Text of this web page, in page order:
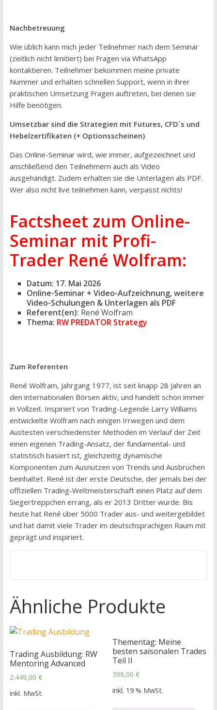
Nachbetreuung
Wie üblich kann mich jeder Teilnehmer nach dem Seminar
(zeitlich nicht limitiert) bei Fragen via WhatsApp
kontaktieren. Teilnehmer bekommen meine private
Nummer und erhalten schnellen Support, wenn in ihrer
praktischen Umsetzung Fragen auftreten, bei denen sie
Hilfe benötigen.
Umsetzbar sind die Strategien mit Futures, CFD´s und
Hebelzertifikaten (+ Optionsscheinen)
Das Online-Seminar wird, wie immer, aufgezeichnet und
anschließend den Teilnehmern auch als Video
ausgehändigt. Zudem erhalten sie die Unterlagen als PDF.
Wer also nicht live teilnehmen kann, verpasst nichts!
Factsheet zum Online-
Seminar mit Profi-
Trader René Wolfram:
Datum: 17. Mai 2026
Online-Seminar + Video-Aufzeichnung, weitere
Video-Schulungen & Unterlagen als PDF
Referent(en): René Wolfram
Thema: RW PREDATOR Strategy
Zum Referenten
René Wolfram, Jahrgang 1977, ist seit knapp 28 Jahren an
den internationalen Börsen aktiv, und handelt schon immer
in Vollzeit. Inspiriert von Trading-Legende Larry Williams
entwickelte Wolfram nach einigen Irrwegen und dem
Austesten verschiedenster Methoden im Verlauf der Zeit
einen eigenen Trading-Ansatz, der fundamental- und
statistisch basiert ist, gleichzeitig dynamische
Komponenten zum Ausnutzen von Trends und Ausbrüchen
beinhaltet. René ist der erste Deutsche, der jemals bei der
offiziellen Trading-Weltmeisterschaft einen Platz auf dem
Siegertreppchen errang, als er 2013 Dritter wurde. Bis
heute hat René über 5000 Trader aus- und weitergebildet
und hat damit viele Trader im deutschsprachigen Raum mit
geprägt und inspiriert.
Ähnliche Produkte
Trading Ausbildung: RW
Mentoring Advanced
2.449,00 €
inkl. MwSt.
Thementag: Meine
besten saisonalen Trades
Teil II
399,00€
inkl. 19 % MwSt.